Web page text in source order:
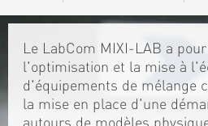
Le LabCom MIXI-LAB a
l'optimisation et la mise à
d'équipements de mélange
la mise en place d'une
autours de modèles